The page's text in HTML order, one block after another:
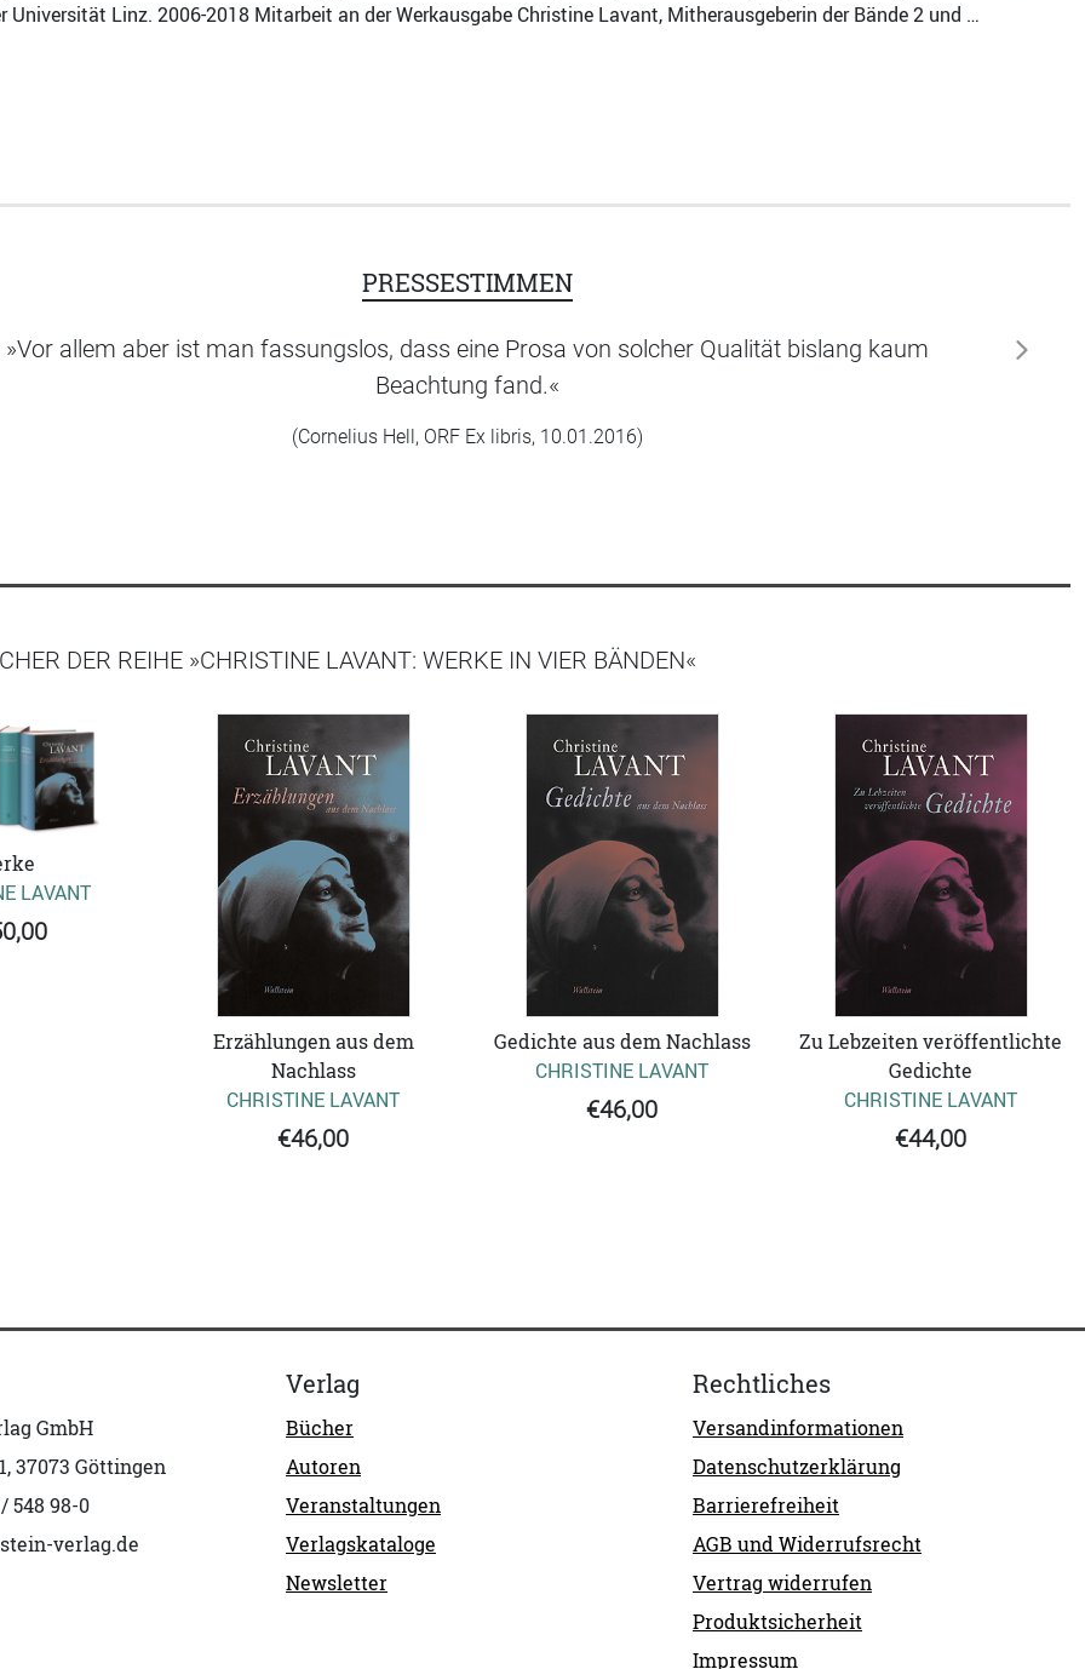
Universität Linz. 2006-2018 Mitarbeit an der Werkausgabe Christine Lavant, Mitherausgeberin der Bände 2 und …
PRESSESTIMMEN
»Vor allem aber ist man fassungslos, dass eine Prosa von solcher Qualität bislang kaum
Beachtung fand.«
(Cornelius Hell, ORF Ex libris, 10.01.2016)
weiter
DER REIHE »CHRISTINE LAVANT: WERKE IN VIER BÄNDEN«
LAVANT
Erzählungen aus dem
Nachlass
CHRISTINE LAVANT
€46,00
Gedichte aus dem Nachlass
CHRISTINE LAVANT
€46,00
Zu Lebzeiten veröffentlichte
Gedichte
CHRISTINE LAVANT
€44,00
GmbH
37073 Göttingen
548 98-0
verlag.de
Verlag
Bücher
Autoren
Veranstaltungen
Verlagskataloge
Newsletter
Rechtliches
Versandinformationen
Datenschutzerklärung
Barrierefreiheit
AGB und Widerrufsrecht
Vertrag widerrufen
Produktsicherheit
Impressum